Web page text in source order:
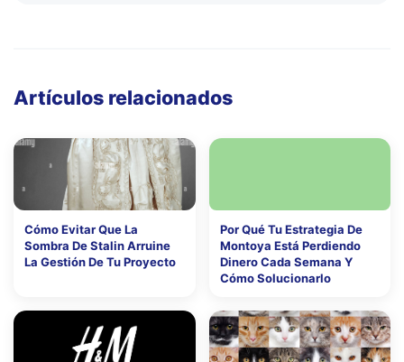
Artículos relacionados
Cómo Evitar Que La
Sombra De Stalin Arruine
La Gestión De Tu Proyecto
Por Qué Tu Estrategia De
Montoya Está Perdiendo
Dinero Cada Semana Y
Cómo Solucionarlo